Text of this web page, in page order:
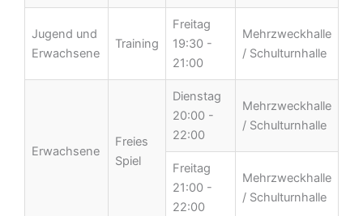
Jugend und
Erwachsene
Training
Freitag
19:30 -
21:00
Mehrzweckhalle
/ Schulturnhalle
Erwachsene
Freies
Spiel
Dienstag
20:00 -
22:00
Mehrzweckhalle
/ Schulturnhalle
Freitag
21:00 -
22:00
Mehrzweckhalle
/ Schulturnhalle